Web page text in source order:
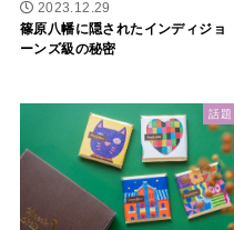
2023.12.29
篠原八幡に隠されたインディジョ
ーンズ級の秘密
話題